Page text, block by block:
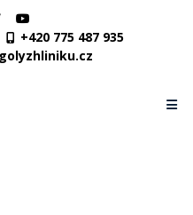
+420 775 487 935